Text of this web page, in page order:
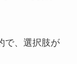
で、選択肢が